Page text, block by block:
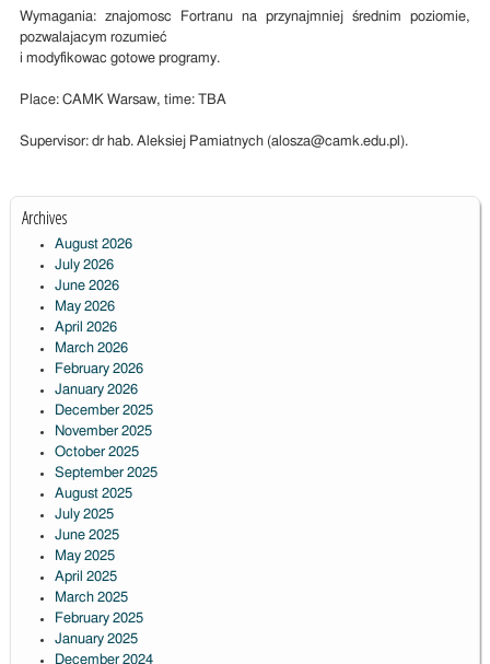
Wymagania: znajomosc Fortranu na przynajmniej średnim poziomie,
pozwalajacym rozumieć
i modyfikowac gotowe programy.
Place: CAMK Warsaw, time: TBA
Supervisor: dr hab. Aleksiej Pamiatnych (alosza@camk.edu.pl).
Archives
August 2026
July 2026
June 2026
May 2026
April 2026
March 2026
February 2026
January 2026
December 2025
November 2025
October 2025
September 2025
August 2025
July 2025
June 2025
May 2025
April 2025
March 2025
February 2025
January 2025
December 2024